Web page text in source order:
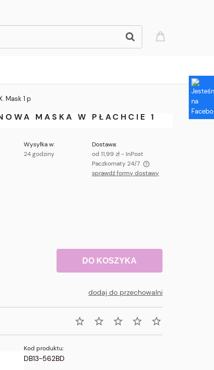
Mask 1 p
MASKA W PŁACHCIE 1
Wysyłka w:
24 godziny
Dostawa:
od 11,99 zł - InPost
Paczkomaty 24/7
sprawdź formy dostawy
DO KOSZYKA
dodaj do przechowalni
Kod produktu:
DB13-562BD